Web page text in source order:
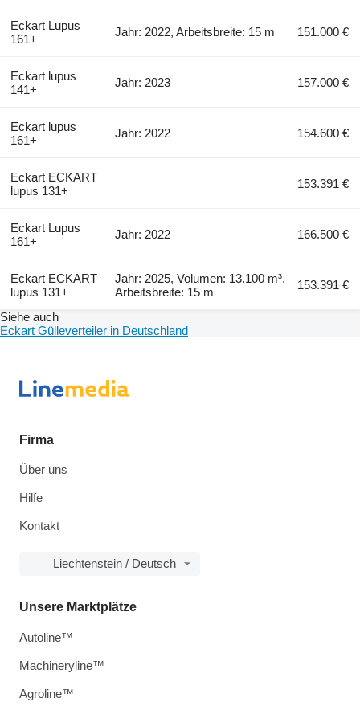
Eckart Lupus
161+
Jahr: 2022, Arbeitsbreite: 15 m 151.000 €
Eckart lupus
141+
Jahr: 2023 157.000 €
Eckart lupus
161+
Jahr: 2022 154.600 €
Eckart ECKART
lupus 131+
153.391 €
Eckart Lupus
161+
Jahr: 2022 166.500 €
Eckart ECKART
lupus 131+
Jahr: 2025, Volumen: 13.100 m³,
Arbeitsbreite: 15 m
153.391 €
Siehe auch
Eckart Gülleverteiler in Deutschland
Firma
Über uns
Hilfe
Kontakt
Liechtenstein / Deutsch
Unsere Marktplätze
Autoline™
Machineryline™
Agroline™